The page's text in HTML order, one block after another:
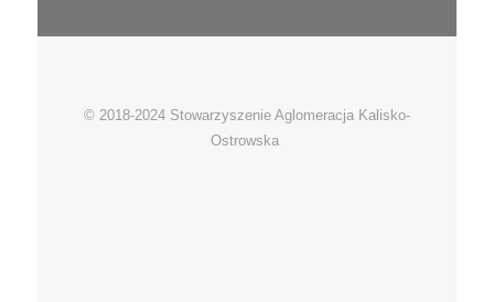
© 2018-2024 Stowarzyszenie Aglomeracja Kalisko-
Ostrowska